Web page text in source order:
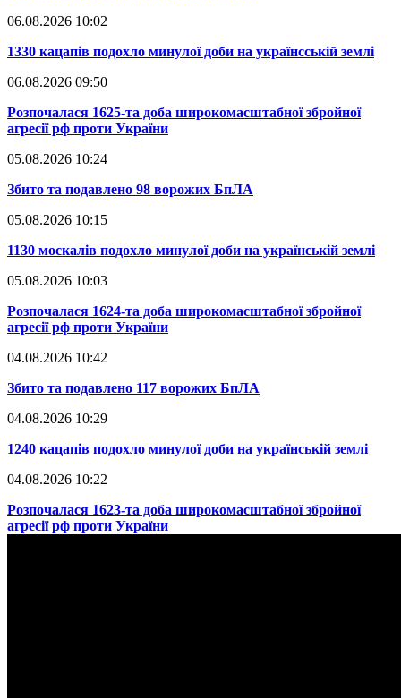
06.08.2026 10:02
​1330 кацапів подохло минулої доби на українсській землі
06.08.2026 09:50
​Розпочалася 1625-та доба широкомасштабної збройної
агресії рф проти України
05.08.2026 10:24
​Збито та подавлено 98 ворожих БпЛА
05.08.2026 10:15
​1130 москалів подохло минулої доби на українській землі
05.08.2026 10:03
​Розпочалася 1624-та доба широкомасштабної збройної
агресії рф проти України
04.08.2026 10:42
​Збито та подавлено 117 ворожих БпЛА
04.08.2026 10:29
​1240 кацапів подохло минулої доби на українській землі
04.08.2026 10:22
​Розпочалася 1623-та доба широкомасштабної збройної
агресії рф проти України